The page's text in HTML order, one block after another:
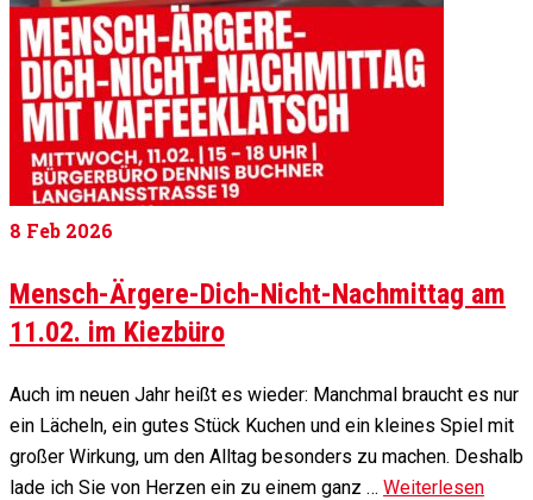
8 Feb 2026
Mensch-Ärgere-Dich-Nicht-Nachmittag am
11.02. im Kiezbüro
Auch im neuen Jahr heißt es wieder: Manchmal braucht es nur
ein Lächeln, ein gutes Stück Kuchen und ein kleines Spiel mit
großer Wirkung, um den Alltag besonders zu machen. Deshalb
lade ich Sie von Herzen ein zu einem ganz … Weiterlesen